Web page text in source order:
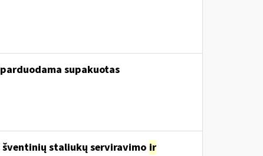
supakuotas
staliukų serviravimo ir